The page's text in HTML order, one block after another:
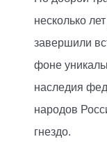
несколько
завершили
фоне
наследия
народов
гнездо.